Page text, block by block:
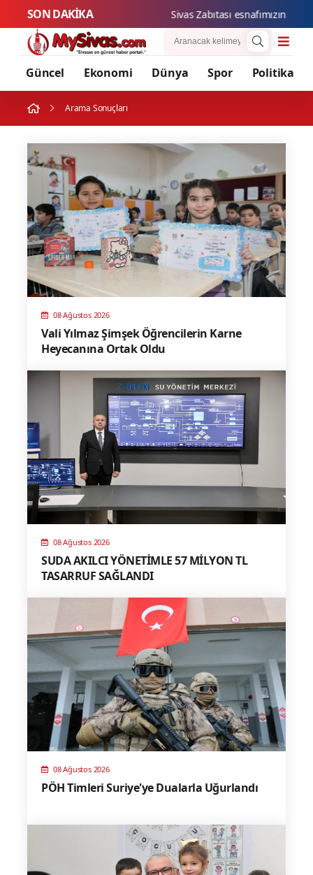
SON DAKİKA Sivas
Güncel Ekonomi Dünya Spor Politika
Arama Sonuçları
08 Ağustos 2026
Vali Yılmaz Şimşek Öğrencilerin Karne
Heyecanına Ortak Oldu
08 Ağustos 2026
SUDA AKILCI YÖNETİMLE 57 MİLYON TL
TASARRUF SAĞLANDI
08 Ağustos 2026
PÖH Timleri Suriye'ye Dualarla Uğurlandı